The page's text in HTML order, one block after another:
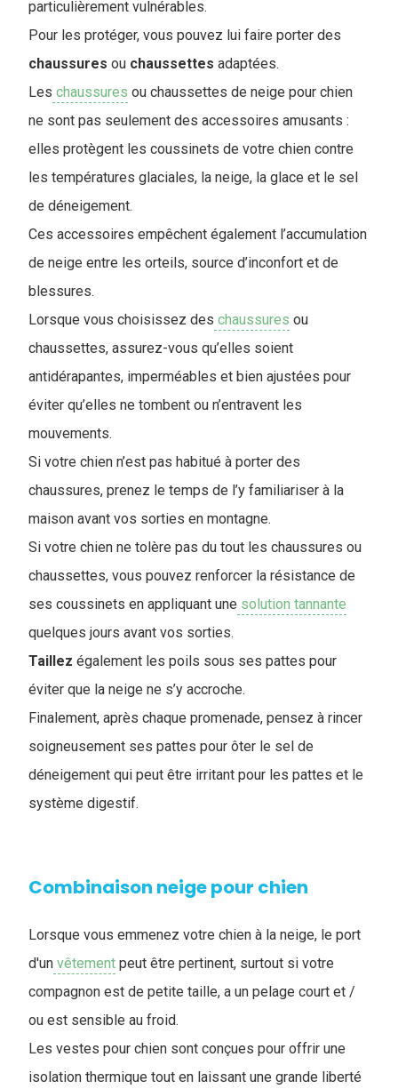
particulièrement vulnérables.
Pour les protéger, vous pouvez lui faire porter des
chaussures ou chaussettes adaptées.
Les chaussures ou chaussettes de neige pour chien
ne sont pas seulement des accessoires amusants :
elles protègent les coussinets de votre chien contre
les températures glaciales, la neige, la glace et le sel
de déneigement.
Ces accessoires empêchent également l’accumulation
de neige entre les orteils, source d’inconfort et de
blessures.
Lorsque vous choisissez des chaussures ou
chaussettes, assurez-vous qu’elles soient
antidérapantes, imperméables et bien ajustées pour
éviter qu’elles ne tombent ou n’entravent les
mouvements.
Si votre chien n’est pas habitué à porter des
chaussures, prenez le temps de l’y familiariser à la
maison avant vos sorties en montagne.
Si votre chien ne tolère pas du tout les chaussures ou
chaussettes, vous pouvez renforcer la résistance de
ses coussinets en appliquant une solution tannante
quelques jours avant vos sorties.
Taillez également les poils sous ses pattes pour
éviter que la neige ne s’y accroche.
Finalement, après chaque promenade, pensez à rincer
soigneusement ses pattes pour ôter le sel de
déneigement qui peut être irritant pour les pattes et le
système digestif.
Combinaison neige pour chien
Lorsque vous emmenez votre chien à la neige, le port
d'un vêtement peut être pertinent, surtout si votre
compagnon est de petite taille, a un pelage court et /
ou est sensible au froid.
Les vestes pour chien sont conçues pour offrir une
isolation thermique tout en laissant une grande liberté